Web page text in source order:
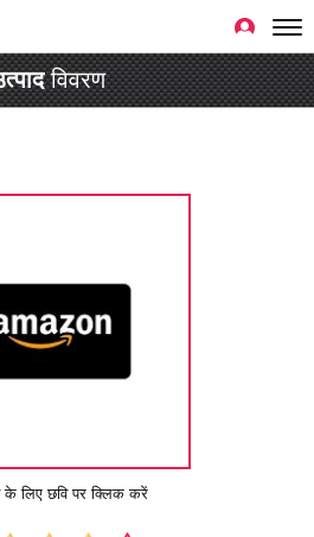
विवरण
लिए छवि पर क्लिक करें